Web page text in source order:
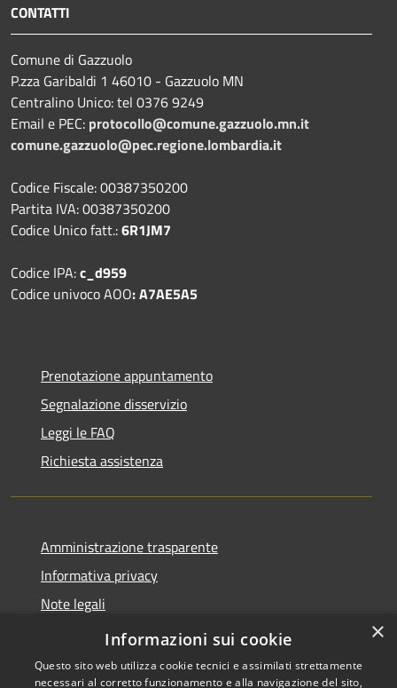
CONTATTI
Comune di Gazzuolo
P.zza Garibaldi 1 46010 - Gazzuolo MN
Centralino Unico: tel 0376 9249
Email e PEC: protocollo@comune.gazzuolo.mn.it
comune.gazzuolo@pec.regione.lombardia.it
Codice Fiscale: 00387350200
Partita IVA: 00387350200
Codice Unico fatt.:6R1JM7
Codice IPA:c_d959
Codice univoco AOO: A7AE5A5
Prenotazione appuntamento
Segnalazione disservizio
Leggi le FAQ
Richiesta assistenza
Amministrazione trasparente
Informativa privacy
Note legali
Dichiarazione di accessibilità
×
Informazioni sui cookie
Questo sito web utilizza cookie tecnici e assimilati strettamente
necessari al corretto funzionamento e alla navigazione del sito,